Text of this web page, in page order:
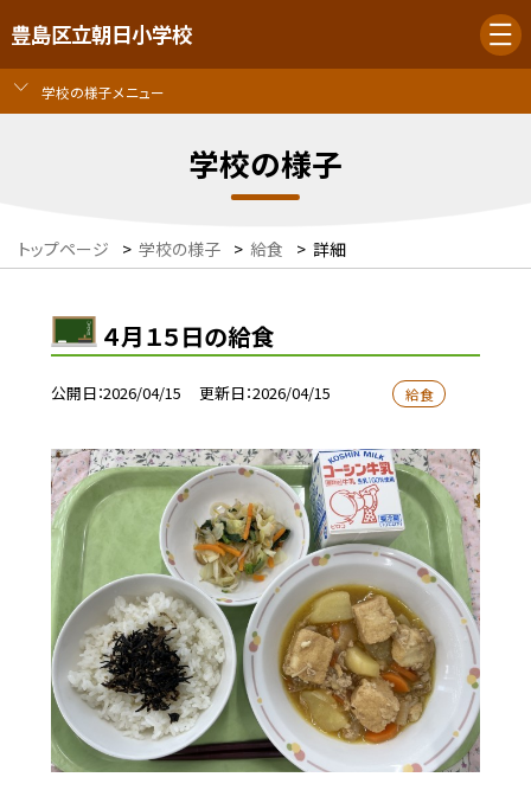
豊島区立朝日小学校
学校の様子メニュー
学校の様子
トップページ > 学校の様子 > 給食 > 詳細
４月１５日の給食
公開日 2026/04/15 更新日 2026/04/15 給食